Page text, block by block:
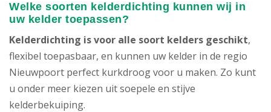
Welke soorten kelderdichting kunnen wij in
uw kelder toepassen?
Kelderdichting is voor alle soort kelders geschikt,
flexibel toepasbaar, en kunnen uw kelder in de regio
Nieuwpoort perfect kurkdroog voor u maken. Zo kunt
u onder meer kiezen uit soepele en stijve
kelderbekuiping.